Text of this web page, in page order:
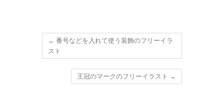
← 番号などを入れて使う装飾のフリーイラ
スト
王冠のマークのフリーイラスト →